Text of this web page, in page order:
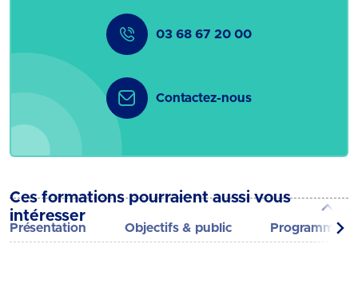
Présentation Objectifs & public Programme
03 68 67 20 00
Contactez-nous
Ces formations pourraient aussi vous
intéresser